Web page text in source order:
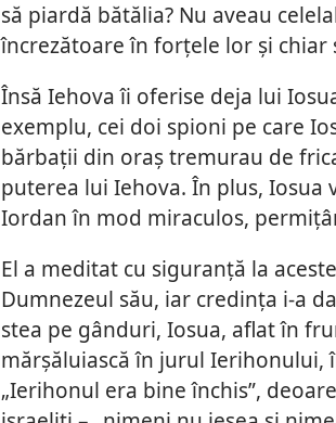
să piardă bătălia? Nu aveau
încrezătoare în forțele lor și chiar
Însă Iehova îi oferise deja lui
exemplu, cei doi spioni pe care
bărbații din oraș tremurau de
puterea lui Iehova. În plus, Iosua
Iordan în mod miraculos,
El a meditat cu siguranță la
Dumnezeul său, iar credința i-a
stea pe gânduri, Iosua, aflat în
mărșăluiască în jurul Ierihonului,
„Ierihonul era bine închis”,